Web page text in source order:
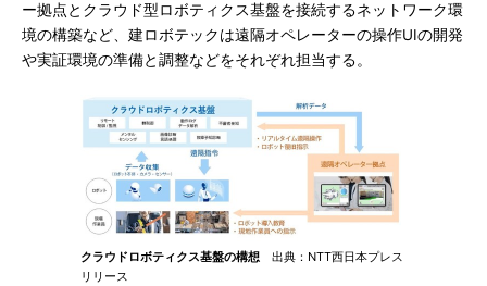
ー拠点とクラウド型ロボティクス基盤を接続するネットワーク環
境の構築など、建ロボテックは遠隔オペレーターの操作UIの開発
や実証環境の準備と調整などをそれぞれ担当する。
クラウドロボティクス基盤の構想 出典：NTT西日本プレス
リリース